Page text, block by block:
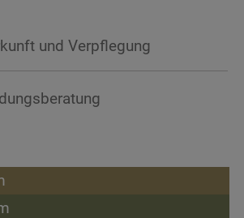
14 Tage vor Seminarbeginn
und Verpflegung